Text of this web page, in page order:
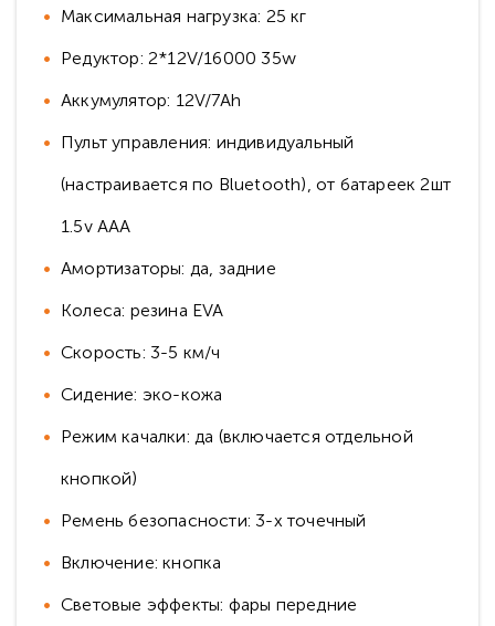
Максимальная нагрузка: 25 кг
Редуктор: 2*12V/16000 35w
Аккумулятор: 12V/7Ah
Пульт управления: индивидуальный
(настраивается по Bluetooth), от батареек 2шт
1.5v AAA
Амортизаторы: да, задние
Колеса: резина EVA
Скорость: 3-5 км/ч
Сидение: эко-кожа
Режим качалки: да (включается отдельной
кнопкой)
Ремень безопасности: 3-х точечный
Включение: кнопка
Световые эффекты: фары передние